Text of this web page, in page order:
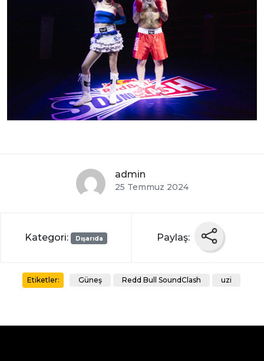
admin
25 Temmuz 2024
Kategori: Dışarıda Paylaş:
Etiketler: Güneş Redd Bull SoundClash uzi